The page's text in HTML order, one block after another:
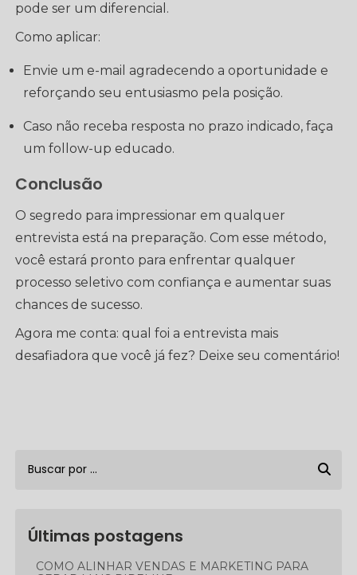
pode ser um diferencial.
Como aplicar:
Envie um e-mail agradecendo a oportunidade e
reforçando seu entusiasmo pela posição.
Caso não receba resposta no prazo indicado, faça
um follow-up educado.
Conclusão
O segredo para impressionar em qualquer
entrevista está na preparação. Com esse método,
você estará pronto para enfrentar qualquer
processo seletivo com confiança e aumentar suas
chances de sucesso.
Agora me conta: qual foi a entrevista mais
desafiadora que você já fez? Deixe seu comentário!
Últimas postagens
COMO ALINHAR VENDAS E MARKETING PARA